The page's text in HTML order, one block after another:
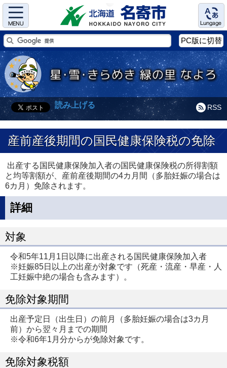
Menu Language
PC版に切替
RSS
読み上げる
産前産後期間の国民健康保険税の免除
出産する国民健康保険加入者の国民健康保険税の所得割額
と均等割額が、産前産後期間の4カ月間（多胎妊娠の場合は
6カ月）免除されます。
詳細
対象
令和5年11月1日以降に出産される国民健康保険加入者
※妊娠85日以上の出産が対象です（死産・流産・早産・人
工妊娠中絶の場合も含みます）。
免除対象期間
出産予定日（出生日）の前月（多胎妊娠の場合は3カ月
前）から翌々月までの期間
※令和6年1月分からが免除対象です。
免除対象税額